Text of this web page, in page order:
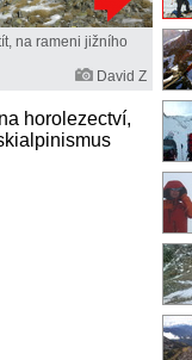
na rameni jižního
David Z
horolezectví,